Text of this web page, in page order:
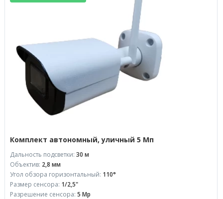
Комплект автономный, уличный 5 Мп
Дальность подсветки: 30 м
Объектив: 2,8 мм
Угол обзора горизонтальный: 110°
Размер сенсора: 1/2,5"
Разрешение сенсора: 5 Mp